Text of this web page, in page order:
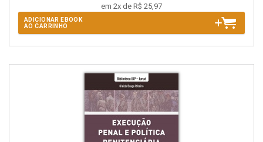
em 2x de R$ 25,97
ADICIONAR EBOOK
AO CARRINHO